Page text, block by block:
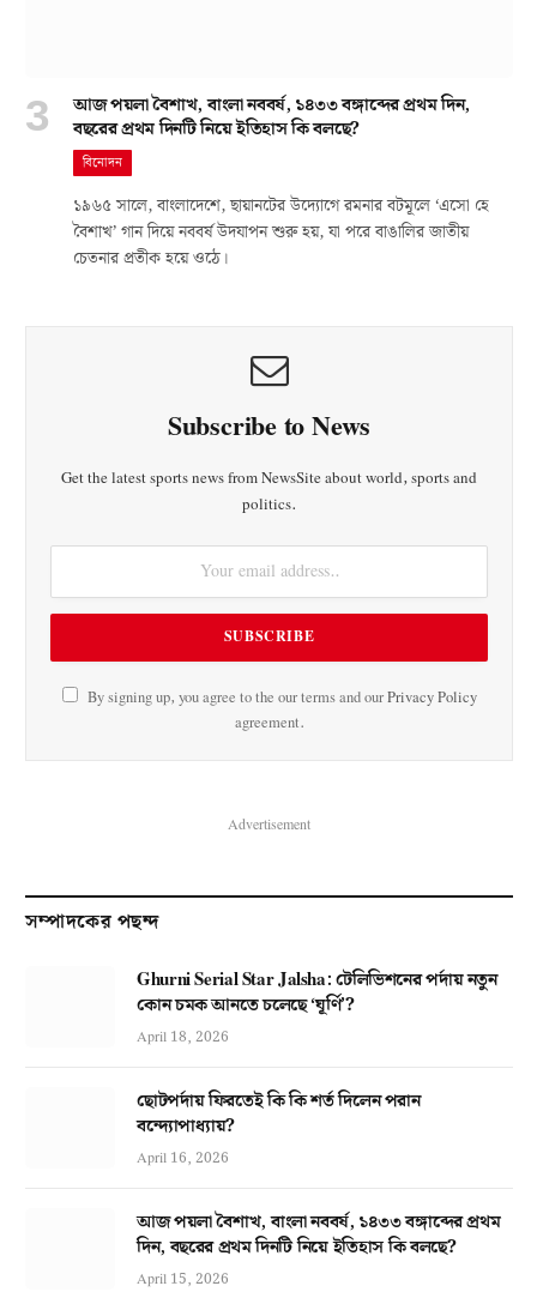
আজ পয়লা বৈশাখ, বাংলা নববর্ষ, ১৪৩৩ বঙ্গাব্দের প্রথম দিন,
বছরের প্রথম দিনটি নিয়ে ইতিহাস কি বলছে?
বিনোদন
১৯৬৫ সালে, বাংলাদেশে, ছায়ানটের উদ্যোগে রমনার বটমূলে ‘এসো হে
বৈশাখ’ গান দিয়ে নববর্ষ উদযাপন শুরু হয়, যা পরে বাঙালির জাতীয়
চেতনার প্রতীক হয়ে ওঠে।
Subscribe to News
Get the latest sports news from NewsSite about world, sports and
politics.
By signing up, you agree to the our terms and ourPrivacy Policy
agreement.
Advertisement
সম্পাদকের পছন্দ
Ghurni Serial Star Jalsha: টেলিভিশনের পর্দায় নতুন
কোন চমক আনতে চলেছে ‘ঘূর্ণি’?
April 18, 2026
ছোটপর্দায় ফিরতেই কি কি শর্ত দিলেন পরান
বন্দ্যোপাধ্যায়?
April 16, 2026
আজ পয়লা বৈশাখ, বাংলা নববর্ষ, ১৪৩৩ বঙ্গাব্দের প্রথম
দিন, বছরের প্রথম দিনটি নিয়ে ইতিহাস কি বলছে?
April 15, 2026